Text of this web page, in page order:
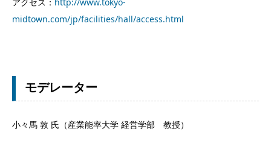
midtown.com/jp/facilities/hall/access.html
モデレーター
小々馬 敦 氏（産業能率大学 経営学部 教授）